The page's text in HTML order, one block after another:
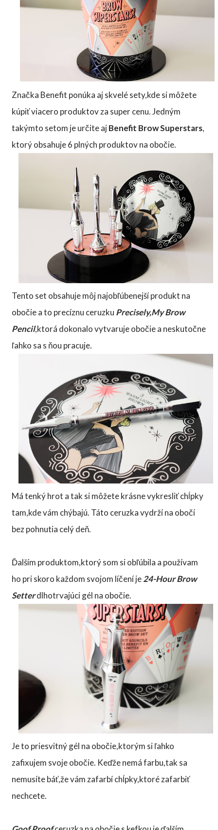
Značka Benefit ponúka aj skvelé sety,kde si môžete
kúpiť viacero produktov za super cenu. Jedným
takýmto setom je určite ajBenefit Brow Superstars,
ktorý obsahuje 6 plných produktov na obočie.
Tento set obsahuje môj najobľúbenejší produkt na
obočie a to precíznu ceruzku Precisely,My Brow
Pencil,ktorá dokonalo vytvaruje obočie a neskutočne
ľahko sa s ňou pracuje.
Má tenký hrot a tak si môžete krásne vykresliť chĺpky
tam,kde vám chýbajú. Táto ceruzka vydrží na obočí
bez pohnutia celý deň.
Ďalším produktom,ktorý som si obľúbila a používam
ho pri skoro každom svojom líčení je24-Hour Brow
Setterdlhotrvajúci gél na obočie.
Je to priesvitný gél na obočie,ktorým si ľahko
zafixujem svoje obočie. Keďže nemá farbu,tak sa
nemusíte báť,že vám zafarbí chĺpky,ktoré zafarbiť
nechcete.